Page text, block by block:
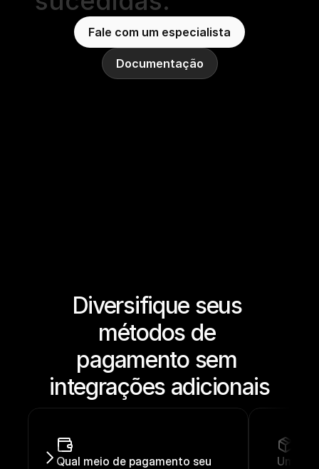
Fale com um especialista
Documentação
Diversifique seus
métodos de
pagamento sem
integrações adicionais
Qual meio de pagamento seu
Um